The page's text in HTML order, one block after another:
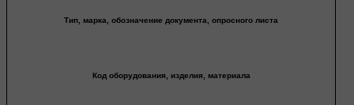
Тип, марка, обозначение документа, опросного листа
Код оборудования, изделия, материала